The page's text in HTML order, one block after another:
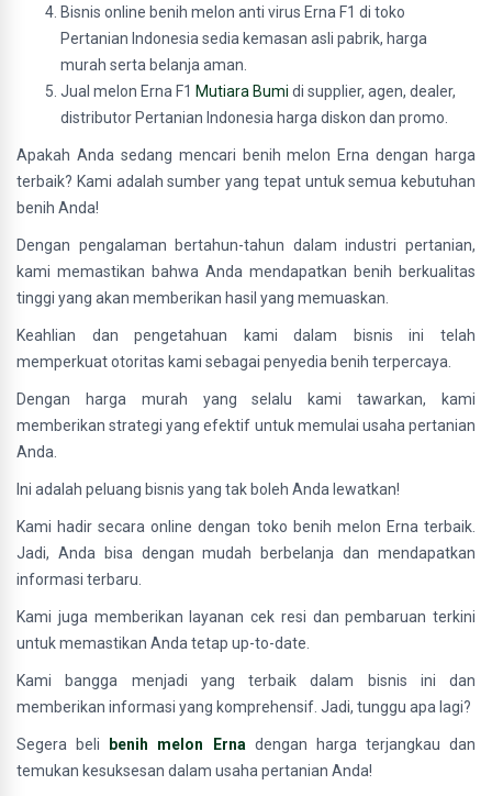
Bisnis online benih melon anti virus Erna F1 di toko
Pertanian Indonesia sedia kemasan asli pabrik, harga
murah serta belanja aman.
Jual melon Erna F1 Mutiara Bumi di supplier, agen, dealer,
distributor Pertanian Indonesia harga diskon dan promo.
Apakah Anda sedang mencari benih melon Erna dengan harga
terbaik? Kami adalah sumber yang tepat untuk semua kebutuhan
benih Anda!
Dengan pengalaman bertahun-tahun dalam industri pertanian,
kami memastikan bahwa Anda mendapatkan benih berkualitas
tinggi yang akan memberikan hasil yang memuaskan.
Keahlian dan pengetahuan kami dalam bisnis ini telah
memperkuat otoritas kami sebagai penyedia benih terpercaya.
Dengan harga murah yang selalu kami tawarkan, kami
memberikan strategi yang efektif untuk memulai usaha pertanian
Anda.
Ini adalah peluang bisnis yang tak boleh Anda lewatkan!
Kami hadir secara online dengan toko benih melon Erna terbaik.
Jadi, Anda bisa dengan mudah berbelanja dan mendapatkan
informasi terbaru.
Kami juga memberikan layanan cek resi dan pembaruan terkini
untuk memastikan Anda tetap up-to-date.
Kami bangga menjadi yang terbaik dalam bisnis ini dan
memberikan informasi yang komprehensif. Jadi, tunggu apa lagi?
Segera beli benih melon Erna dengan harga terjangkau dan
temukan kesuksesan dalam usaha pertanian Anda!